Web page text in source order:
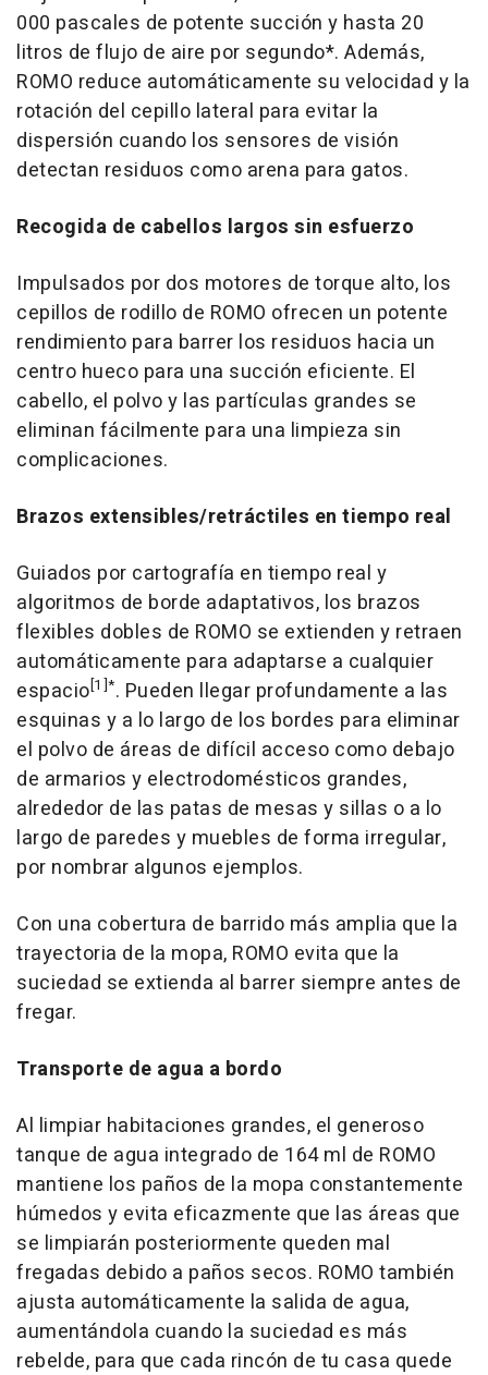
000 pascales de potente succión y hasta 20
litros de flujo de aire por segundo*. Además,
ROMO reduce automáticamente su velocidad y la
rotación del cepillo lateral para evitar la
dispersión cuando los sensores de visión
detectan residuos como arena para gatos.
Recogida de cabellos largos sin esfuerzo
Impulsados por dos motores de torque alto, los
cepillos de rodillo de ROMO ofrecen un potente
rendimiento para barrer los residuos hacia un
centro hueco para una succión eficiente. El
cabello, el polvo y las partículas grandes se
eliminan fácilmente para una limpieza sin
complicaciones.
Brazos extensibles/retráctiles en tiempo real
Guiados por cartografía en tiempo real y
algoritmos de borde adaptativos, los brazos
flexibles dobles de ROMO se extienden y retraen
automáticamente para adaptarse a cualquier
espacio[1]*. Pueden llegar profundamente a las
esquinas y a lo largo de los bordes para eliminar
el polvo de áreas de difícil acceso como debajo
de armarios y electrodomésticos grandes,
alrededor de las patas de mesas y sillas o a lo
largo de paredes y muebles de forma irregular,
por nombrar algunos ejemplos.
Con una cobertura de barrido más amplia que la
trayectoria de la mopa, ROMO evita que la
suciedad se extienda al barrer siempre antes de
fregar.
Transporte de agua a bordo
Al limpiar habitaciones grandes, el generoso
tanque de agua integrado de 164 ml de ROMO
mantiene los paños de la mopa constantemente
húmedos y evita eficazmente que las áreas que
se limpiarán posteriormente queden mal
fregadas debido a paños secos. ROMO también
ajusta automáticamente la salida de agua,
aumentándola cuando la suciedad es más
rebelde, para que cada rincón de tu casa quede